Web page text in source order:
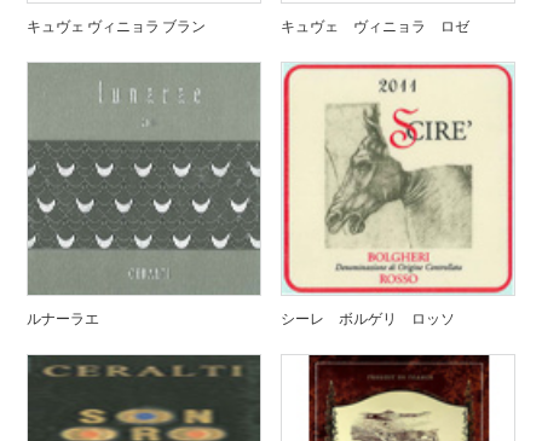
キュヴェ ヴィニョラ ブラン キュヴェ ヴィニョラ ロゼ
ルナーラエ シーレ ボルゲリ ロッソ